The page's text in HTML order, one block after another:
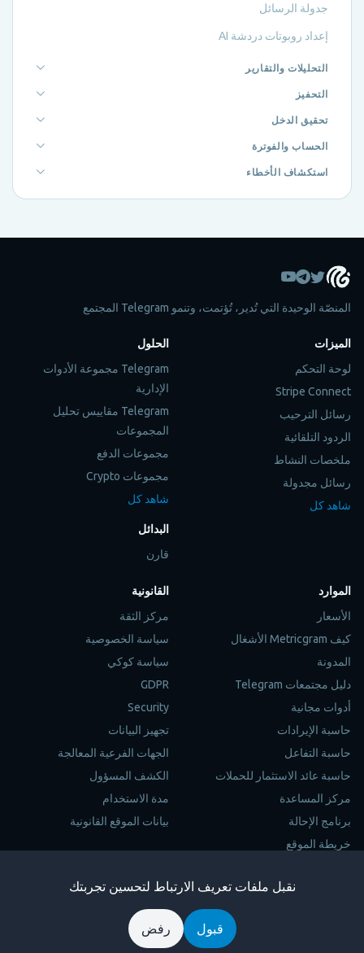
جدولة الرسائل
إعداد روبوتات دردشة AI
التحليلات والتقارير
التحفيز
تحقيق الدخل
الحساب والفوترة
استكشاف الأخطاء
نقبل ملفات تعريف الارتباط لتحسين تجربتك
قبول رفض
المنصّة الوحيدة التي تُدير، تُؤتمت، وتنمو Telegram المجتمع
الميزات
لوحة التحكم
Stripe Connect
رسائل الترحيب
الردود التلقائية
ملخصات النشاط
رسائل مجدولة
شاهد كل
الحلول
Telegram مجموعة الأدوات
الإدارية
Telegram مقاييس تحليل
المجموعات
مجموعات الدفع
مجموعات Crypto
شاهد كل
البدائل
قارن
الموارد
الأسعار
كيف Metricgram الأشغال
المدونة
دليل مجتمعات Telegram
أدوات مجانية
حاسبة الإيرادات
حاسبة التفاعل
حاسبة عائد الاستثمار للحملات
مركز المساعدة
برنامج الإحالة
خريطة الموقع
القانونية
مركز الثقة
سياسة الخصوصية
سياسة كوكي
GDPR
Security
تجهيز البيانات
الجهات الفرعية المعالجة
الكشف المسؤول
مدة الاستخدام
بيانات الموقع القانونية
Copyright © 2026 Metricgram. جميع الحقوق محجوزة